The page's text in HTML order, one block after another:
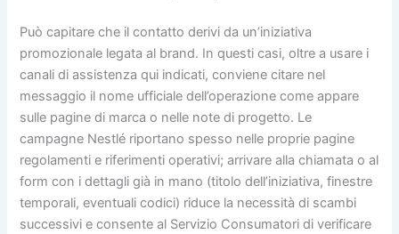
Può capitare che il contatto derivi da un’iniziativa
promozionale legata al brand. In questi casi, oltre a usare i
canali di assistenza qui indicati, conviene citare nel
messaggio il nome ufficiale dell’operazione come appare
sulle pagine di marca o nelle note di progetto. Le
campagne Nestlé riportano spesso nelle proprie pagine
regolamenti e riferimenti operativi; arrivare alla chiamata o al
form con i dettagli già in mano (titolo dell’iniziativa, finestre
temporali, eventuali codici) riduce la necessità di scambi
successivi e consente al Servizio Consumatori di verificare